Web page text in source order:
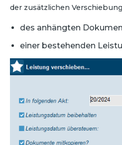
der zusätzlichen Verschiebung
des anhängten
einer bestehenden